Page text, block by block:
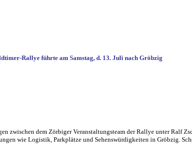
Rallye führte am Samstag, d. 13. Juli nach Gröbzig
zwischen dem Zörbiger Veranstaltungsteam der Rallye unter Ralf
wie Logistik, Parkplätze und Sehenswürdigkeiten in Gröbzig.